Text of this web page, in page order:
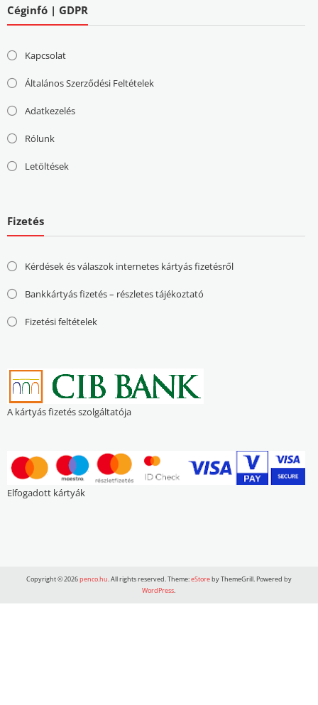
Céginfó | GDPR
Kapcsolat
Általános Szerződési Feltételek
Adatkezelés
Rólunk
Letöltések
Fizetés
Kérdések és válaszok internetes kártyás fizetésről
Bankkártyás fizetés – részletes tájékoztató
Fizetési feltételek
A kártyás fizetés szolgáltatója
Elfogadott kártyák
Copyright © 2026penco.hu. All rights reserved. Theme:eStoreby ThemeGrill. Powered by
WordPress.